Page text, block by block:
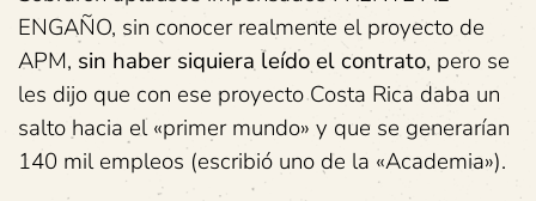
ENGAÑO, sin conocer realmente el proyecto de
APM, sin haber siquiera leído el contrato, pero se
les dijo que con ese proyecto Costa Rica daba un
salto hacia el «primer mundo» y que se generarían
140 mil empleos (escribió uno de la «Academia»).